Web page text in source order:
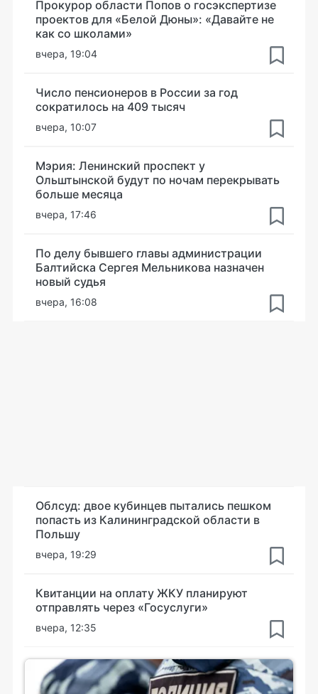
Прокурор области Попов о госэкспертизе
проектов для «Белой Дюны»: «Давайте не
как со школами»
вчера, 19:04
Число пенсионеров в России за год
сократилось на 409 тысяч
вчера, 10:07
Мэрия: Ленинский проспект у
Ольштынской будут по ночам перекрывать
больше месяца
вчера, 17:46
По делу бывшего главы администрации
Балтийска Сергея Мельникова назначен
новый судья
вчера, 16:08
Облсуд: двое кубинцев пытались пешком
попасть из Калининградской области в
Польшу
вчера, 19:29
Квитанции на оплату ЖКУ планируют
отправлять через «Госуслуги»
вчера, 12:35